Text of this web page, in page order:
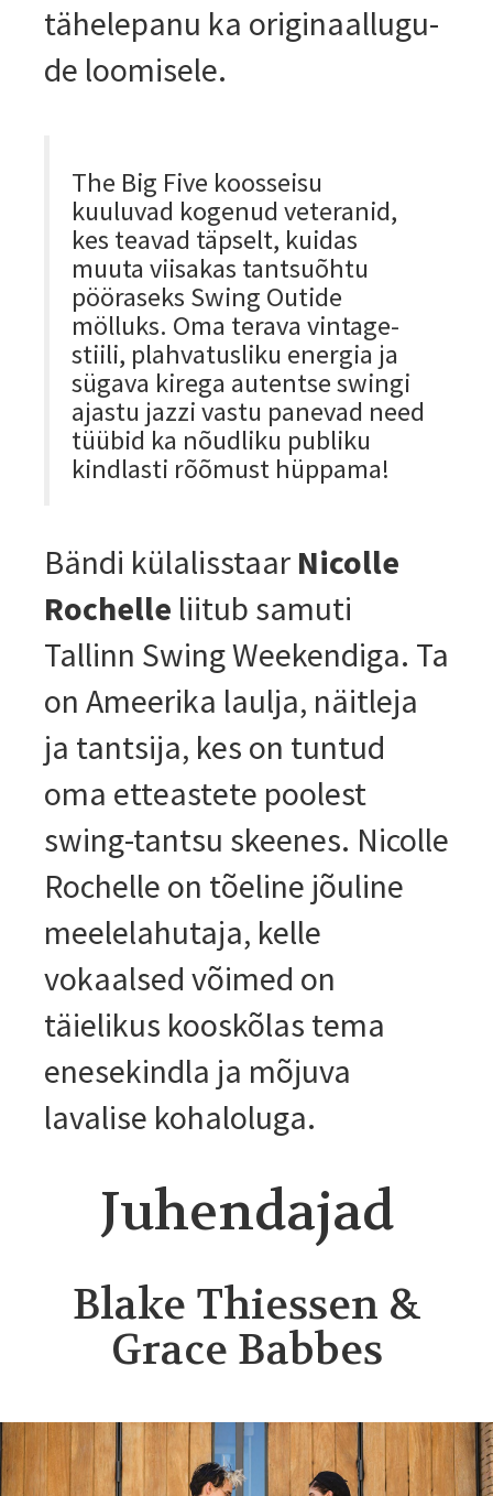
tähelepanu ka originaallugu­
de loomisele.
The Big Five koosseisu
kuuluvad kogenud veteranid,
kes teavad täpselt, kuidas
muuta viisakas tantsuõhtu
pööraseks Swing Outide
mölluks. Oma terava vintage-
stiili, plahvatusliku energia ja
sügava kirega autentse swingi
ajastu jazzi vastu panevad need
tüübid ka nõudliku publiku
kindlasti rõõmust hüppama!
Bändi külalisstaar Nicolle
Rochelle liitub samuti
Tallinn Swing Weekendiga. Ta
on Ameerika laulja, näitleja
ja tantsija, kes on tuntud
oma etteastete poolest
swing-tantsu skeenes. Nicolle
Rochelle on tõeline jõuline
meelelahutaja, kelle
vokaalsed võimed on
täielikus kooskõlas tema
enesekindla ja mõjuva
lavalise kohaloluga.
Juhendajad
Blake Thiessen &
Grace Babbes